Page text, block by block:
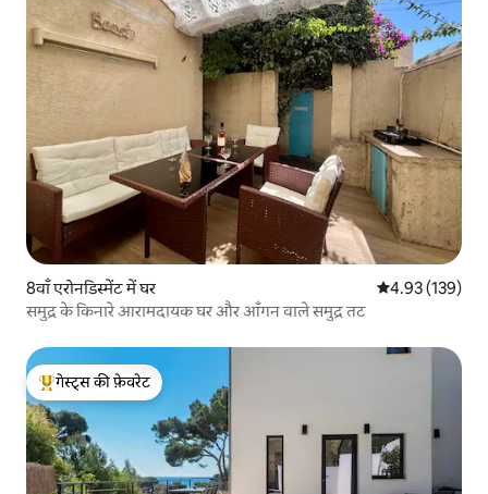
8वाँ एरोनडिस्मेंट में घर औसत रेटिंग 5 में से
4.93 (139)
समुद्र के किनारे आरामदायक घर और आँगन वाले समुद्र तट
गेस्ट्स का टॉप फ़ेवरेट
गेस्ट्स की फ़ेवरेट